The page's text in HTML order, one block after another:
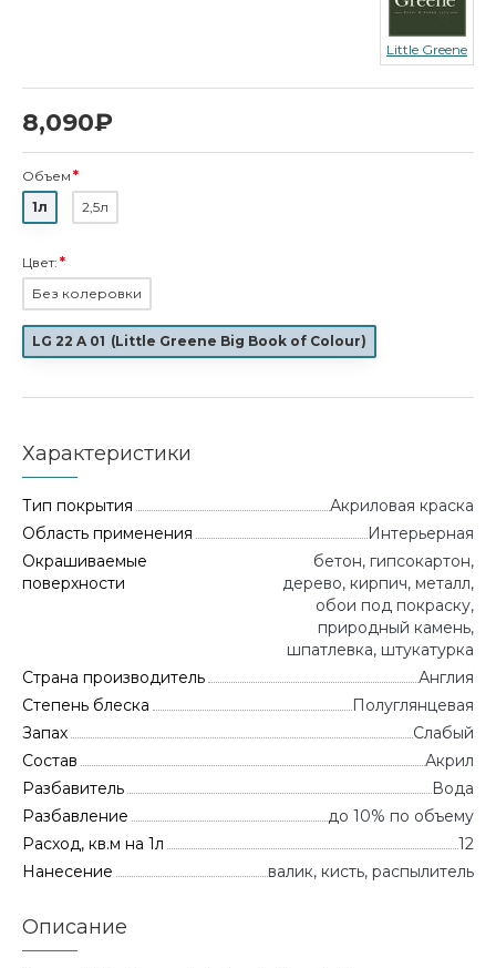
8,090₽
Little Greene
Объем
1л
2,5л
Цвет:
Без колеровки
LG 22 A 01 (Little Greene Big Book of Colour)
Характеристики
Тип покрытия
Акриловая краска
Область применения
Интерьерная
Окрашиваемые
поверхности
бетон, гипсокартон,
дерево, кирпич, металл,
обои под покраску,
природный камень,
шпатлевка, штукатурка
Страна производитель
Англия
Степень блеска
Полуглянцевая
Запах
Слабый
Состав
Акрил
Разбавитель
Вода
Разбавление
до 10% по объему
Расход, кв.м на 1л
12
Нанесение
валик, кисть, распылитель
Описание